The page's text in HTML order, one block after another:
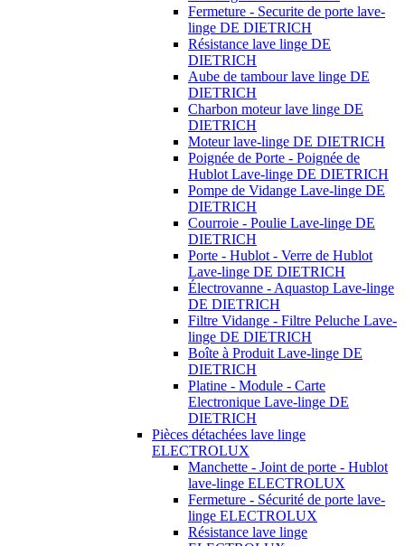
Fermeture - Securite de porte lave-
linge DE DIETRICH
Résistance lave linge DE
DIETRICH
Aube de tambour lave linge DE
DIETRICH
Charbon moteur lave linge DE
DIETRICH
Moteur lave-linge DE DIETRICH
Poignée de Porte - Poignée de
Hublot Lave-linge DE DIETRICH
Pompe de Vidange Lave-linge DE
DIETRICH
Courroie - Poulie Lave-linge DE
DIETRICH
Porte - Hublot - Verre de Hublot
Lave-linge DE DIETRICH
Électrovanne - Aquastop Lave-linge
DE DIETRICH
Filtre Vidange - Filtre Peluche Lave-
linge DE DIETRICH
Boîte à Produit Lave-linge DE
DIETRICH
Platine - Module - Carte
Electronique Lave-linge DE
DIETRICH
Pièces détachées lave linge
ELECTROLUX
Manchette - Joint de porte - Hublot
lave-linge ELECTROLUX
Fermeture - Sécurité de porte lave-
linge ELECTROLUX
Résistance lave linge